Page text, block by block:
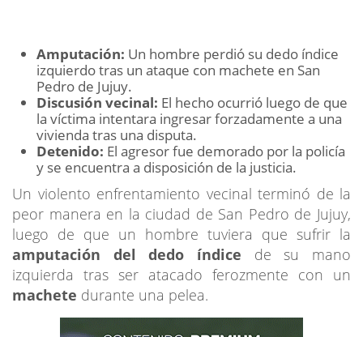
Amputación: Un hombre perdió su dedo índice
izquierdo tras un ataque con machete en San
Pedro de Jujuy.
Discusión vecinal: El hecho ocurrió luego de que
la víctima intentara ingresar forzadamente a una
vivienda tras una disputa.
Detenido: El agresor fue demorado por la policía
y se encuentra a disposición de la justicia.
Un violento enfrentamiento vecinal terminó de la
peor manera en la ciudad de San Pedro de Jujuy,
luego de que un hombre tuviera que sufrir la
amputación del dedo índice de su mano
izquierda tras ser atacado ferozmente con un
machete durante una pelea.